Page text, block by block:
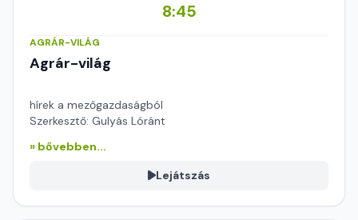
8:45
AGRÁR-VILÁG
Agrár-világ
hírek a mezőgazdaságból
Szerkesztő: Gulyás Lóránt
» bővebben...
Lejátszás